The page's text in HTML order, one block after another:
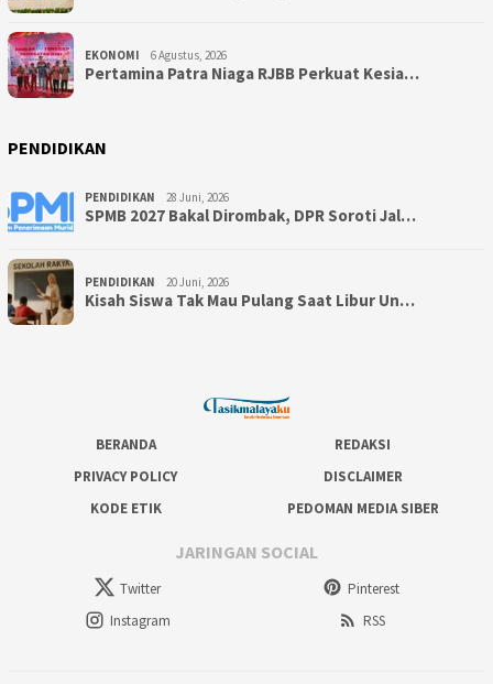
EKONOMI 6 Agustus, 2026
Pertamina Patra Niaga RJBB Perkuat Kesia…
PENDIDIKAN
PENDIDIKAN 28 Juni, 2026
SPMB 2027 Bakal Dirombak, DPR Soroti Jal…
PENDIDIKAN 20 Juni, 2026
Kisah Siswa Tak Mau Pulang Saat Libur Un…
BERANDA
REDAKSI
PRIVACY POLICY
DISCLAIMER
KODE ETIK
PEDOMAN MEDIA SIBER
JARINGAN SOCIAL
Twitter
Pinterest
Instagram
RSS